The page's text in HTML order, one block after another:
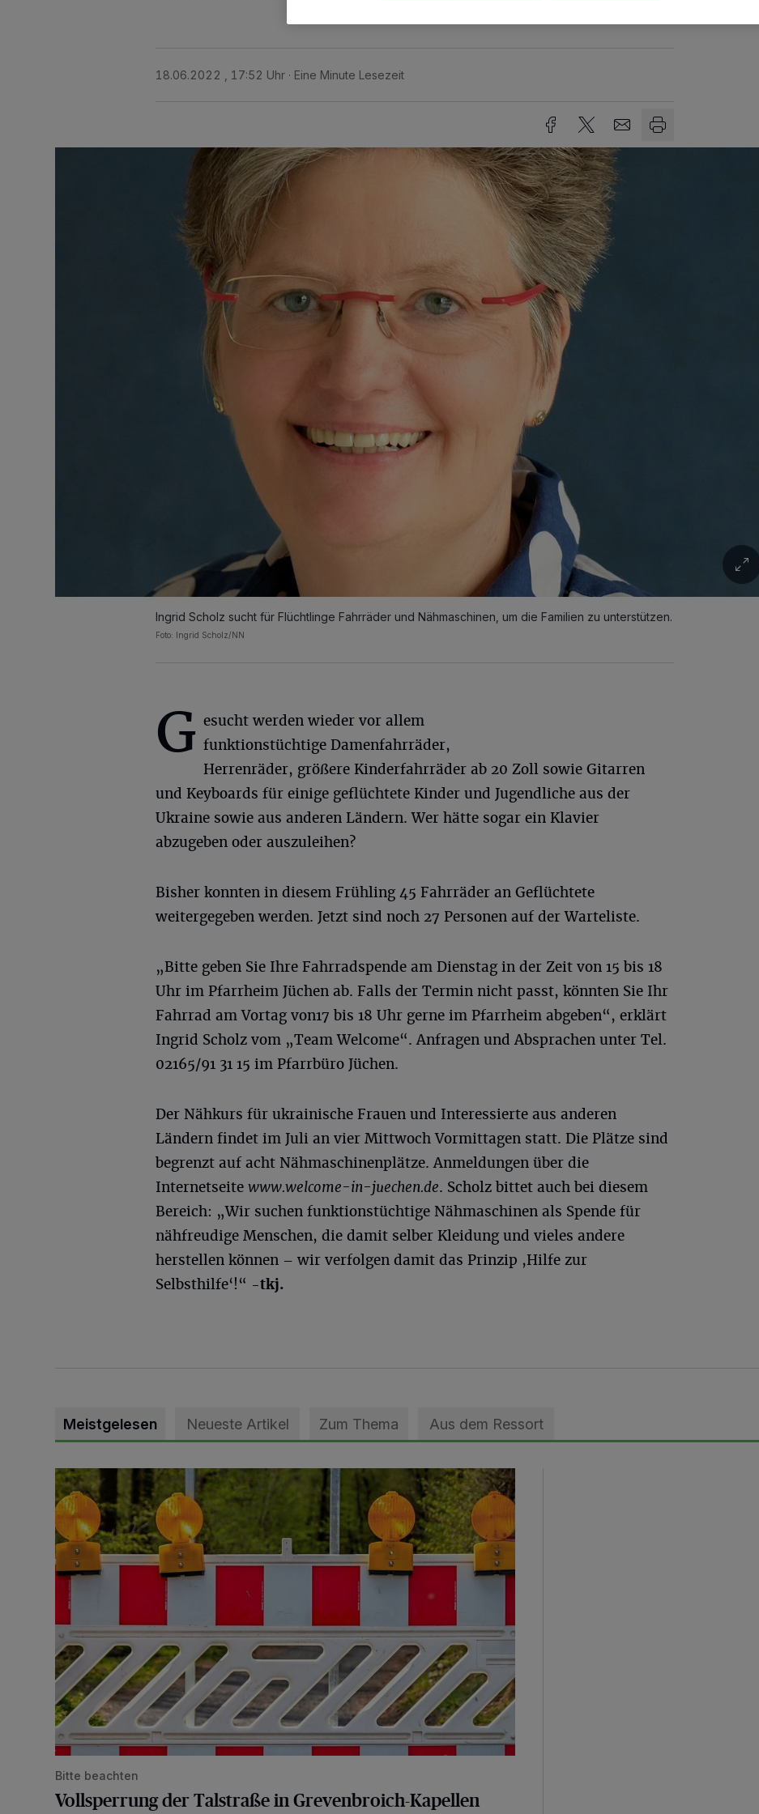
18.06.2022 , 17:52 Uhr Eine Minute Lesezeit
Ingrid Scholz sucht für Flüchtlinge Fahrräder und Nähmaschinen, um die Familien zu unterstützen.
Foto: Ingrid Scholz/NN
G esucht werden wieder vor allem
funktionstüchtige Damenfahrräder,
Herrenräder, größere Kinderfahrräder ab 20 Zoll sowie Gitarren
und Keyboards für einige geflüchtete Kinder und Jugendliche aus der
Ukraine sowie aus anderen Ländern. Wer hätte sogar ein Klavier
abzugeben oder auszuleihen?
Bisher konnten in diesem Frühling 45 Fahrräder an Geflüchtete
weitergegeben werden. Jetzt sind noch 27 Personen auf der Warteliste.
„Bitte geben Sie Ihre Fahrradspende am Dienstag in der Zeit von 15 bis 18
Uhr im Pfarrheim Jüchen ab. Falls der Termin nicht passt, könnten Sie Ihr
Fahrrad am Vortag von17 bis 18 Uhr gerne im Pfarrheim abgeben“, erklärt
Ingrid Scholz vom „Team Welcome“. Anfragen und Absprachen unter Tel.
02165/91 31 15 im Pfarrbüro Jüchen.
Der Nähkurs für ukrainische Frauen und Interessierte aus anderen
Ländern findet im Juli an vier Mittwoch Vormittagen statt. Die Plätze sind
begrenzt auf acht Nähmaschinenplätze. Anmeldungen über die
Internetseite www.welcome-in-juechen.de. Scholz bittet auch bei diesem
Bereich: „Wir suchen funktionstüchtige Nähmaschinen als Spende für
nähfreudige Menschen, die damit selber Kleidung und vieles andere
herstellen können – wir verfolgen damit das Prinzip ,Hilfe zur
Selbsthilfe‘!“ -tkj.
Meistgelesen Neueste Artikel Zum Thema Aus dem Ressort
Vollsperrung der Talstraße in Grevenbroich-Kapellen
Bitte beachten
Vollsperrung der Talstraße in Grevenbroich-Kapellen